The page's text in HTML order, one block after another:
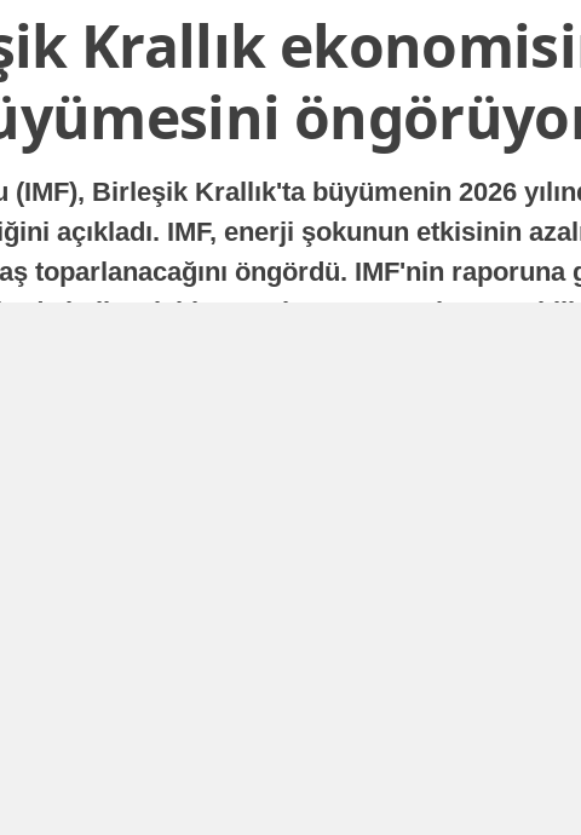
Krallık
(IMF), Birleşik Krallık'ta büyümenin 2026
açıkladı. IMF, enerji şokunun etkisinin
toparlanacağını öngördü. IMF'nin raporuna
istikrarlı bir toparlanma süreci